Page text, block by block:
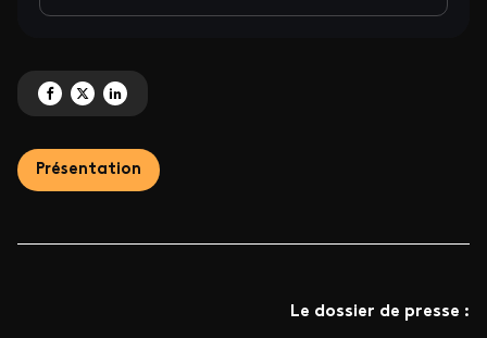
Partagez 'Édito Laurence Tiennot-Herment' sur Facebook
Partagez 'Édito Laurence Tiennot-Herment' sur X
Partagez 'Édito Laurence Tiennot-Herment' sur LinkedIn
Présentation
Le dossier de presse :